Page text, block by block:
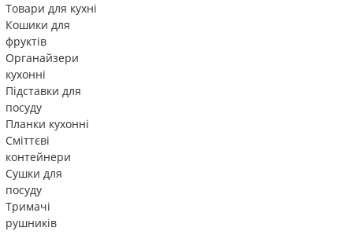
Товари для кухні
Кошики для
фруктів
Органайзери
кухонні
Підставки для
посуду
Планки кухонні
Сміттєві
контейнери
Сушки для
посуду
Тримачі
рушників